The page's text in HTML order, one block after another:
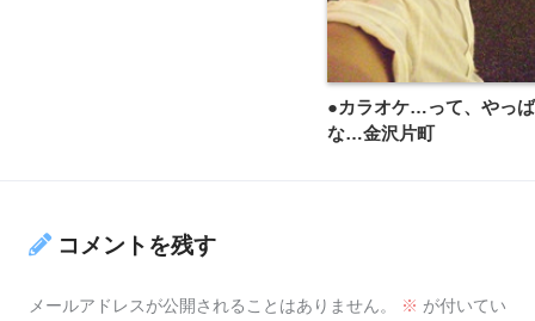
●カラオケ…って、やっ
な…金沢片町
コメントを残す
メールアドレスが公開されることはありません。 ※ が付いてい